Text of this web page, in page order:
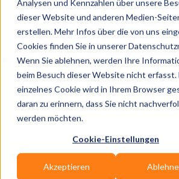
Analysen und Kennzahlen über unsere
dieser Website und anderen Medien-
erstellen. Mehr Infos über die von uns
Cookies finden Sie in unserer
Wenn Sie ablehnen, werden Ihre
beim Besuch dieser Website nicht erfasst.
einzelnes Cookie wird in Ihrem Browser
daran zu erinnern, dass Sie nicht
werden möchten.
Cookie-Einstellungen
Akzeptieren
Was?